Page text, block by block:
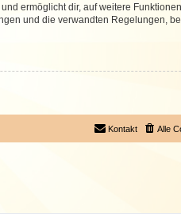
ermöglicht dir, auf weitere
und die verwandten Regelungen,
Alle
Kontakt